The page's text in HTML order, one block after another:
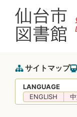
サイトマップ
LANGUAGE
ENGLISH